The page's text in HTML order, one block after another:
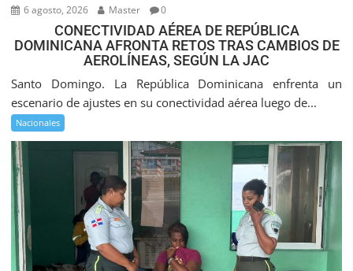
6 agosto, 2026 Master 0
CONECTIVIDAD AÉREA DE REPÚBLICA
DOMINICANA AFRONTA RETOS TRAS CAMBIOS DE
AEROLÍNEAS, SEGÚN LA JAC
Santo Domingo. La República Dominicana enfrenta un
escenario de ajustes en su conectividad aérea luego de...
Nacionales